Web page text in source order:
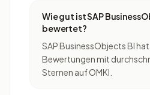
Wie gut ist SAP
bewertet?
SAP BusinessObjects BI
Bewertungen mit
Sternen auf OMKI.